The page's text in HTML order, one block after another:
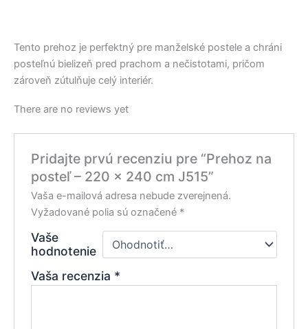
Tento prehoz je perfektný pre manželské postele a chráni
posteľnú bielizeň pred prachom a nečistotami, pričom
zároveň zútulňuje celý interiér.
There are no reviews yet
Pridajte prvú recenziu pre “Prehoz na
posteľ – 220 x 240 cm J515”
Vaša e-mailová adresa nebude zverejnená.
Vyžadované polia sú označené *
Vaše
hodnotenie
Vaša recenzia *